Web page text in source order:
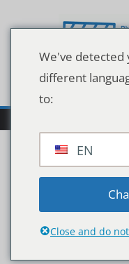
Inhalt
We've detected
different
to:
EN
Close and do